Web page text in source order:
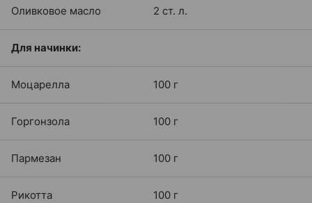
Оливковое масло 2 ст. л.
Для начинки:
Моцарелла 100 г
Горгонзола 100 г
Пармезан 100 г
Рикотта 100 г